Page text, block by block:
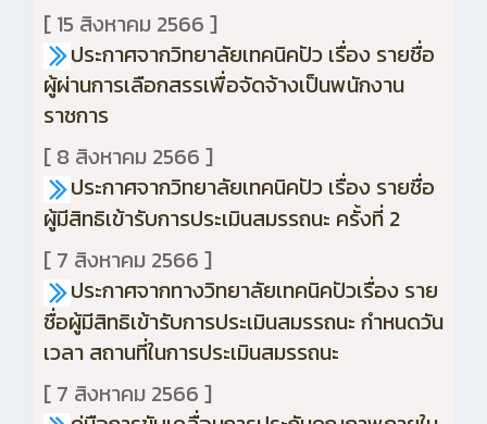
[ 15 สิงหาคม 2566 ]
ประกาศจากวิทยาลัยเทคนิคปัว เรื่อง รายชื่อ
ผู้ผ่านการเลือกสรรเพื่อจัดจ้างเป็นพนักงาน
ราชการ
[ 8 สิงหาคม 2566 ]
ประกาศจากวิทยาลัยเทคนิคปัว เรื่อง รายชื่อ
ผู้มีสิทธิเข้ารับการประเมินสมรรถนะ ครั้งที่ 2
[ 7 สิงหาคม 2566 ]
ประกาศจากทางวิทยาลัยเทคนิคปัวเรื่อง ราย
ชื่อผู้มีสิทธิเข้ารับการประเมินสมรรถนะ กำหนดวัน
เวลา สถานที่ในการประเมินสมรรถนะ
[ 7 สิงหาคม 2566 ]